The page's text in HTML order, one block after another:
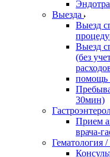
Выезда
Выезд
Выезд
(без
помощь
30мин)
Прием
врача-
Гематология